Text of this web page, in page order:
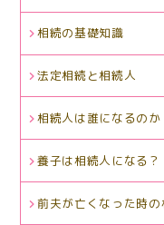
相続の基礎知識
法定相続と相続人
相続人は誰になるのか
養子は相続人になる？
前夫が亡くなった時の